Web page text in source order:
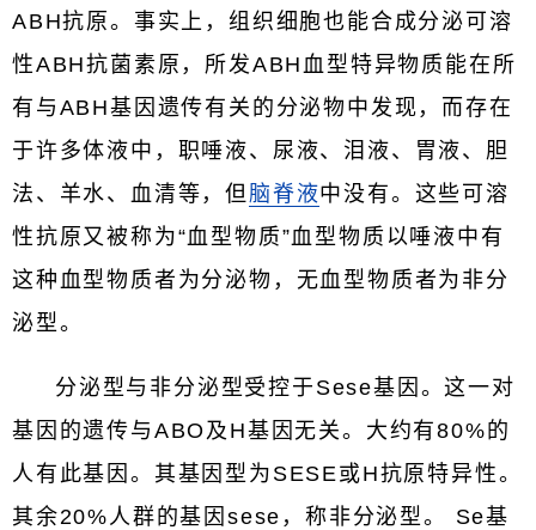
ABH抗原。事实上，组织细胞也能合成分泌可溶
性ABH抗菌素原，所发ABH血型特异物质能在所
有与ABH基因遗传有关的分泌物中发现，而存在
于许多体液中，职唾液、尿液、泪液、胃液、胆
法、羊水、血清等，但 脑脊液中没有。这些可溶
性抗原又被称为“血型物质”血型物质以唾液中有
这种血型物质者为分泌物，无血型物质者为非分
泌型。
分泌型与非分泌型受控于Sese基因。这一对
基因的遗传与ABO及H基因无关。大约有80%的
人有此基因。其基因型为SESE或H抗原特异性。
其余20%人群的基因sese，称非分泌型。 Se基